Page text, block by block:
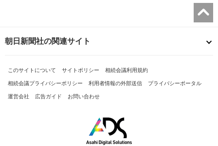
朝日新聞社の関連サイト
このサイトについて サイトポリシー 相続会議利用規約
相続会議プライバシーポリシー 利用者情報の外部送信 プライバシーポータル
運営会社 広告ガイド お問い合わせ